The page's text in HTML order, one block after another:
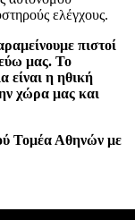
ελέγχους.
πιστοί
μας. Το
είναι η ηθική
χώρα μας και
Τομέα Αθηνών με